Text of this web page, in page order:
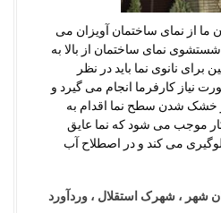
ما از نمای ساختمان آویزان می
شستشوی نمای ساختمان از بالا به
برای نانوی نما باید در نظر
نیاز کارفرما انجام می گیرد و
خشک شدن سطح نما اقدام به
موجب می شود که نما عایق
می کند و در اصطلاح آب
شهر ، شهرک استقلال ، وردآورد